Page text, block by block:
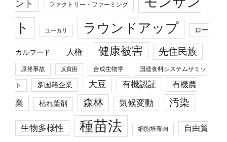
ント ファクトリー・ファーミング
ト
ユーカリ ラウンドアップ ロー
カルフード 人権 健康被害 先住民族
原発事故 反貧困 合成生物学 国連食料システムサミッ
ト 多国籍企業 大豆 有機認証 有機農
業 枯れ葉剤 森林 気候変動 汚染
生物多様性 種苗法 細胞培養肉 自由貿